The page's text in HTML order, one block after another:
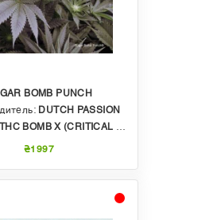
BOMB PUNCH
DUTCH PASSION
THC BOMB X (CRITICAL ORANGE PUNCH X BUBBA ISLAND KUSH)
₴1997